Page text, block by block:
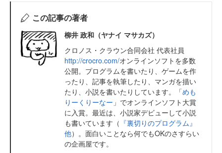
この記事の著者
柳井 政和（ヤナイ マサカズ）
クロノス・クラウン合同会社 代表社員
http://crocro.com/オンラインソフトを多数
公開。プログラムを書いたり、ゲームを作
ったり、記事を執筆したり、マンガを描い
たり、小説を書いたりしています。「めも
りーくりーなー 」でオンラインソフト大賞
に入賞。最近は、小説家デビューして小説
も書いています（ 『裏切りのプログラム』
他）。面白いことなら何でもOKのさすらい
の企画屋です。